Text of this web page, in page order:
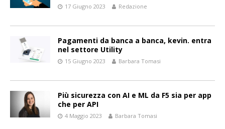
17 Giugno 2023 Redazione
Pagamenti da banca a banca, kevin. entra
nel settore Utility
15 Giugno 2023 Barbara Tomasi
Più sicurezza con AI e ML da F5 sia per app
che per API
4 Maggio 2023 Barbara Tomasi